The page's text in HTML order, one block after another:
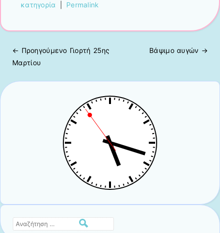
κατηγορία
Permalink
Πλοήγηση άρθρων
← Προηγούμενo Γιορτή 25ης
Μαρτίου
Βάψιμο αυγών →
Αναζήτηση